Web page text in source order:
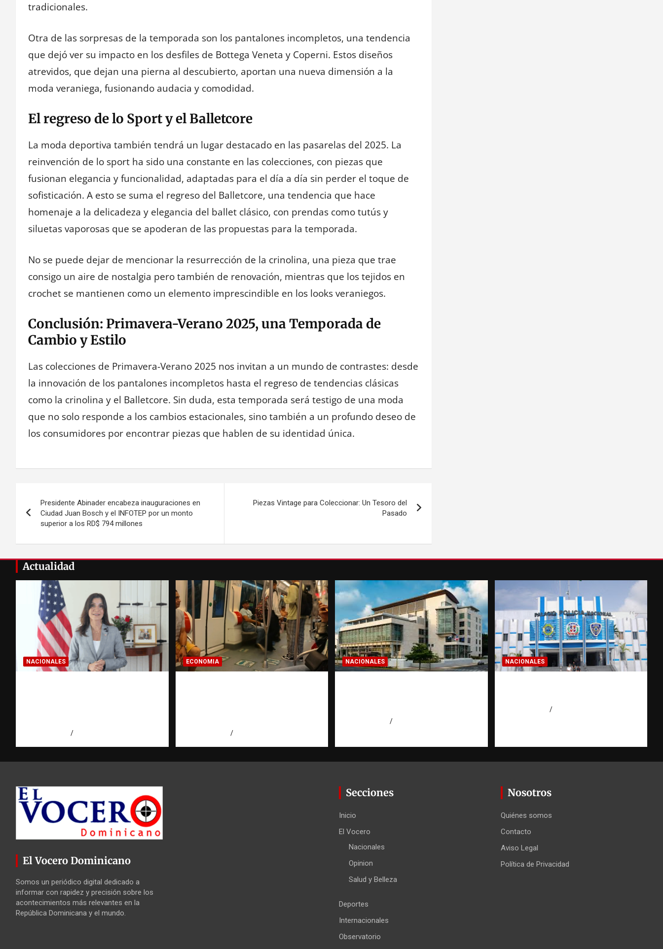
tradicionales.
Otra de las sorpresas de la temporada son los pantalones incompletos, una tendencia
que dejó ver su impacto en los desfiles de Bottega Veneta y Coperni. Estos diseños
atrevidos, que dejan una pierna al descubierto, aportan una nueva dimensión a la
moda veraniega, fusionando audacia y comodidad.
El regreso de lo Sport y el Balletcore
La moda deportiva también tendrá un lugar destacado en las pasarelas del 2025. La
reinvención de lo sport ha sido una constante en las colecciones, con piezas que
fusionan elegancia y funcionalidad, adaptadas para el día a día sin perder el toque de
sofisticación. A esto se suma el regreso del Balletcore, una tendencia que hace
homenaje a la delicadeza y elegancia del ballet clásico, con prendas como tutús y
siluetas vaporosas que se apoderan de las propuestas para la temporada.
No se puede dejar de mencionar la resurrección de la crinolina, una pieza que trae
consigo un aire de nostalgia pero también de renovación, mientras que los tejidos en
crochet se mantienen como un elemento imprescindible en los looks veraniegos.
Conclusión: Primavera-Verano 2025, una Temporada de
Cambio y Estilo
Las colecciones de Primavera-Verano 2025 nos invitan a un mundo de contrastes: desde
la innovación de los pantalones incompletos hasta el regreso de tendencias clásicas
como la crinolina y el Balletcore. Sin duda, esta temporada será testigo de una moda
que no solo responde a los cambios estacionales, sino también a un profundo deseo de
los consumidores por encontrar piezas que hablen de su identidad única.
de
entradas
Presidente Abinader encabeza inauguraciones en
Ciudad Juan Bosch y el INFOTEP por un monto
superior a los RD$ 794 millones
Piezas Vintage para Coleccionar: Un Tesoro del
Pasado
Actualidad
NACIONALES ECONOMIA NACIONALES NACIONALES
El Vocero Dominicano
Somos un periódico digital dedicado a
informar con rapidez y precisión sobre los
acontecimientos más relevantes en la
República Dominicana y el mundo.
Secciones
Inicio
El Vocero
Nacionales
Opinion
Salud y Belleza
Deportes
Internacionales
Observatorio
Nosotros
Quiénes somos
Contacto
Aviso Legal
Política de Privacidad